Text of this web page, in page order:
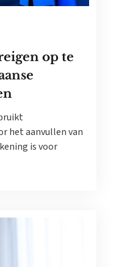
op te
het aanvullen van
is voor